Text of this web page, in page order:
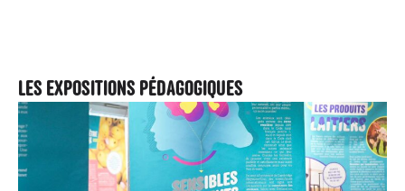
LES EXPOSITIONS PÉDAGOGIQUES